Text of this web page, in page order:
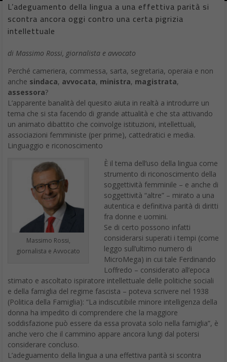
L’adeguamento della lingua a una effettiva parità si
scontra ancora oggi contro una certa pigrizia
intellettuale
di Massimo Rossi, giornalista e avvocato
Perché cameriera, commessa, sarta, segretaria, operaia e non
anche sindaca, avvocata, ministra, magistrata,
assessora?
L’apparente banalità del quesito aiuta in realtà a introdurre un
tema che si sta facendo di grande attualità e che sta attivando
un animato dibattito che coinvolge istituzioni, intellettuali,
associazioni femministe (per prime), cattedratici e media.
Linguaggio e riconoscimento
Massimo Rossi,
giornalista e Avvocato
È il tema dell’uso della lingua come
strumento di riconoscimento della
soggettività femminile – e anche di
soggettività “altre” – mirato a una
autentica e definitiva parità di diritti
fra donne e uomini.
Se di certo possono infatti
considerarsi superati i tempi (come
leggo sull’ultimo numero di
MicroMega) in cui tale Ferdinando
Loffredo – considerato all’epoca
stimato e ascoltato ispiratore intellettuale delle politiche sociali
e della famiglia del regime fascista – poteva scrivere nel 1938
(Politica della Famiglia): “La indiscutibile minore intelligenza della
donna ha impedito di comprendere che la maggiore
soddisfazione può essere da essa provata solo nella famiglia”, è
anche vero che il cammino appare ancora lungi dal potersi
considerare concluso.
L’adeguamento della lingua a una effettiva parità si scontra